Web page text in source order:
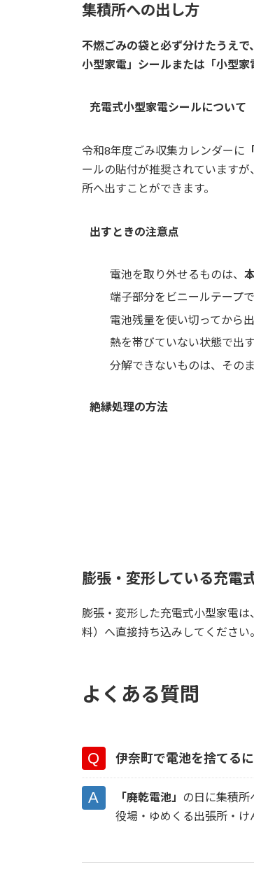
集積所への出し方
不燃ごみの袋と必ず分けたうえ
小型家電」シールまたは「小型家
充電式小型家電シールについて
令和8年度ごみ収集カレンダーに
ールの貼付が推奨されています
所へ出すことができます。
出すときの注意点
電池を取り外せるものは、
端子部分をビニールテープ
電池残量を使い切ってから
熱を帯びていない状態で出す
分解できないものは、その
絶縁処理の方法
膨張・変形している充電
膨張・変形した充電式小型家電は、
料）へ直接持ち込みしてください。
よくある質問
伊奈町で電池を捨てる
「廃乾電池」 の日に集積所
役場・ゆめくる出張所・け